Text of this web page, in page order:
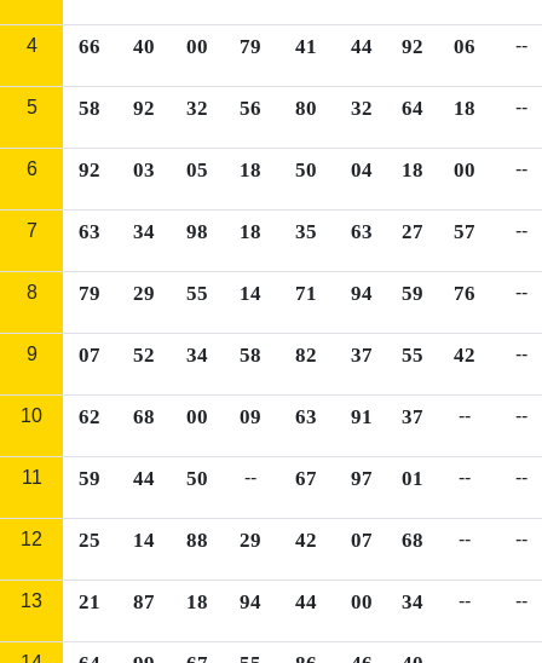
4 66 40 00 79 41 44 92 06 --
5 58 92 32 56 80 32 64 18 --
6 92 03 05 18 50 04 18 00 --
7 63 34 98 18 35 63 27 57 --
8 79 29 55 14 71 94 59 76 --
9 07 52 34 58 82 37 55 42 --
10 62 68 00 09 63 91 37 -- --
11 59 44 50 -- 67 97 01 -- --
12 25 14 88 29 42 07 68 -- --
13 21 87 18 94 44 00 34 -- --